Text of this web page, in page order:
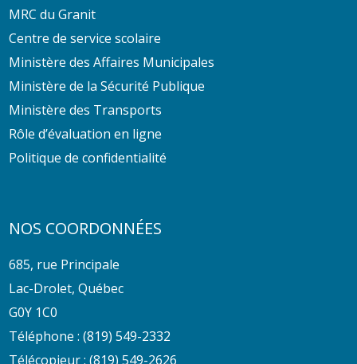
MRC du Granit
Centre de service scolaire
Ministère des Affaires Municipales
Ministère de la Sécurité Publique
Ministère des Transports
Rôle d’évaluation en ligne
Politique de confidentialité
NOS COORDONNÉES
685, rue Principale
Lac-Drolet, Québec
G0Y 1C0
Téléphone :(819) 549-2332
Télécopieur : (819) 549-2626